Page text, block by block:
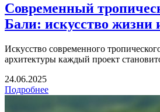
Современный
Бали: искусство жизни
Искусство современного
архитектуры каждый проект
24.06.2025
Подробнее